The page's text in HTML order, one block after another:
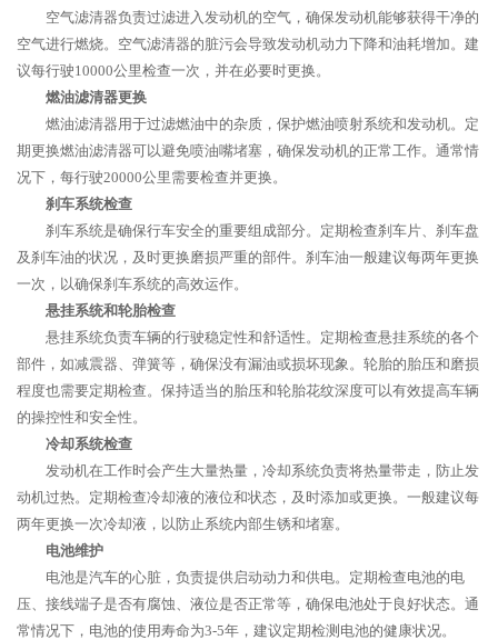
空气滤清器负责过滤进入发动机的空气，确保发动机能够获得干净的
空气进行燃烧。空气滤清器的脏污会导致发动机动力下降和油耗增加。建
议每行驶10000公里检查一次，并在必要时更换。
燃油滤清器更换
燃油滤清器用于过滤燃油中的杂质，保护燃油喷射系统和发动机。定
期更换燃油滤清器可以避免喷油嘴堵塞，确保发动机的正常工作。通常情
况下，每行驶20000公里需要检查并更换。
刹车系统检查
刹车系统是确保行车安全的重要组成部分。定期检查刹车片、刹车盘
及刹车油的状况，及时更换磨损严重的部件。刹车油一般建议每两年更换
一次，以确保刹车系统的高效运作。
悬挂系统和轮胎检查
悬挂系统负责车辆的行驶稳定性和舒适性。定期检查悬挂系统的各个
部件，如减震器、弹簧等，确保没有漏油或损坏现象。轮胎的胎压和磨损
程度也需要定期检查。保持适当的胎压和轮胎花纹深度可以有效提高车辆
的操控性和安全性。
冷却系统检查
发动机在工作时会产生大量热量，冷却系统负责将热量带走，防止发
动机过热。定期检查冷却液的液位和状态，及时添加或更换。一般建议每
两年更换一次冷却液，以防止系统内部生锈和堵塞。
电池维护
电池是汽车的心脏，负责提供启动动力和供电。定期检查电池的电
压、接线端子是否有腐蚀、液位是否正常等，确保电池处于良好状态。通
常情况下，电池的使用寿命为3-5年，建议定期检测电池的健康状况。